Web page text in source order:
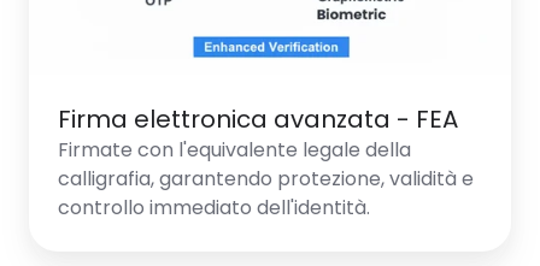
Firma elettronica avanzata - FEA
Firmate con l'equivalente legale della
calligrafia, garantendo protezione, validità e
controllo immediato dell'identità.